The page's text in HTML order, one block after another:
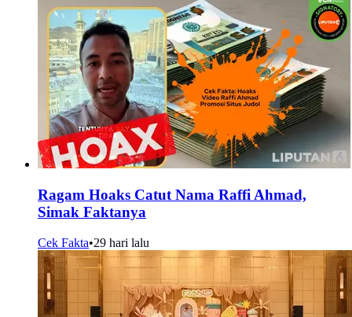
Ragam Hoaks Catut Nama Raffi Ahmad,
Simak Faktanya
Cek Fakta•29 hari lalu